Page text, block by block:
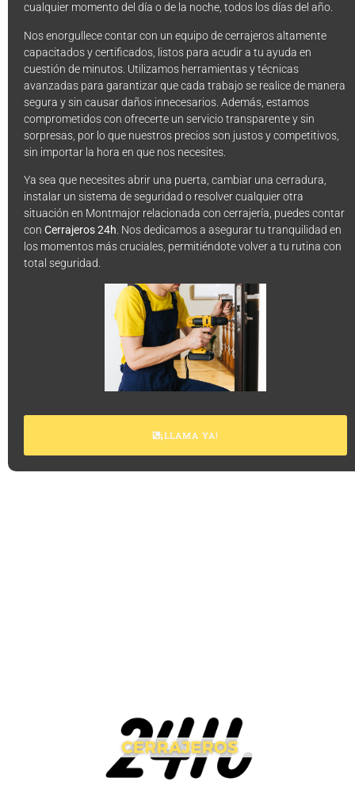
cualquier momento del día o de la noche, todos los días del año.
Nos enorgullece contar con un equipo de cerrajeros altamente
capacitados y certificados, listos para acudir a tu ayuda en
cuestión de minutos. Utilizamos herramientas y técnicas
avanzadas para garantizar que cada trabajo se realice de manera
segura y sin causar daños innecesarios. Además, estamos
comprometidos con ofrecerte un servicio transparente y sin
sorpresas, por lo que nuestros precios son justos y competitivos,
sin importar la hora en que nos necesites.
Ya sea que necesites abrir una puerta, cambiar una cerradura,
instalar un sistema de seguridad o resolver cualquier otra
situación en Montmajor relacionada con cerrajería, puedes contar
con Cerrajeros 24h. Nos dedicamos a asegurar tu tranquilidad en
los momentos más cruciales, permitiéndote volver a tu rutina con
total seguridad.
¡LLAMA YA!